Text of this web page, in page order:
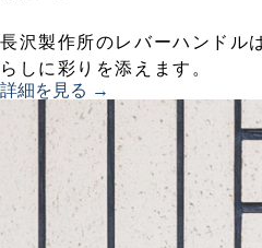
長沢製作所のレバーハンドル
らしに彩りを添えます。
詳細を見る →